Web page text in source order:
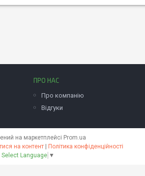
ПРО НАС
Про компанію
Відгуки
на маркетплейсі Prom.ua
на контент | Політика конфіденційності
Select Language ▼